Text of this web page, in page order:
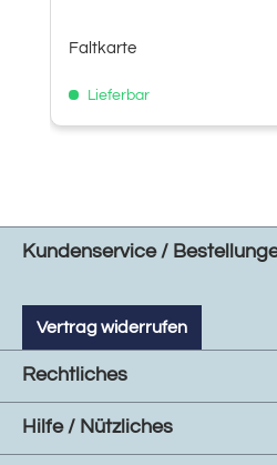
Faltkarte
Lieferbar
Kundenservice /
Vertrag widerrufen
Rechtliches
Hilfe / Nützliches